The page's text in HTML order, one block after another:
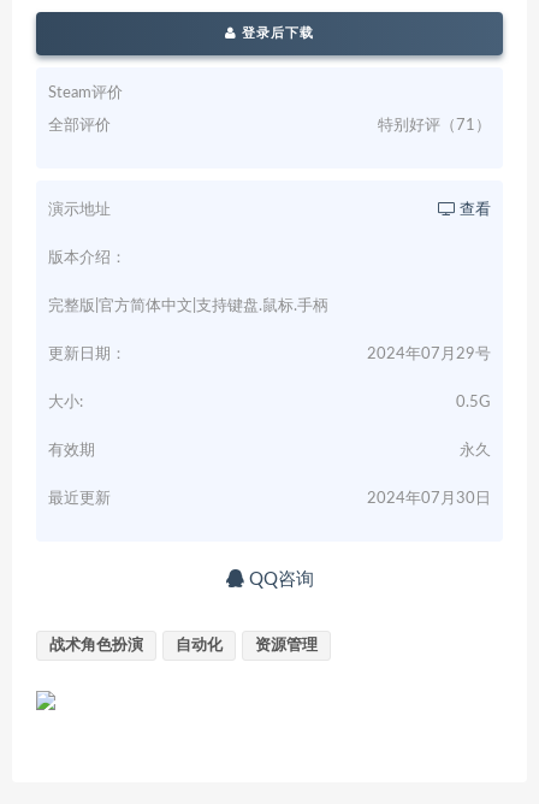
登录后下载
Steam评价
全部评价 特别好评（71）
演示地址 查看
版本介绍：
完整版|官方简体中文|支持键盘.鼠标.手柄
更新日期： 2024年07月29号
大小: 0.5G
有效期 永久
最近更新 2024年07月30日
QQ咨询
战术角色扮演 自动化 资源管理